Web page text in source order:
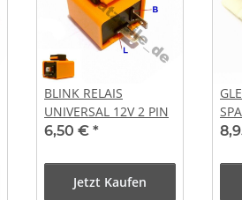
BLINK RELAIS
UNIVERSAL 12V 2 PIN
6,50 € *
Jetzt Kaufen
2-